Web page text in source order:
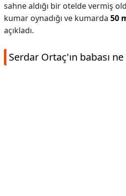
sahne aldığı bir otelde vermiş
kumar oynadığı ve kumarda 50
açıkladı.
Serdar Ortaç'ın babası